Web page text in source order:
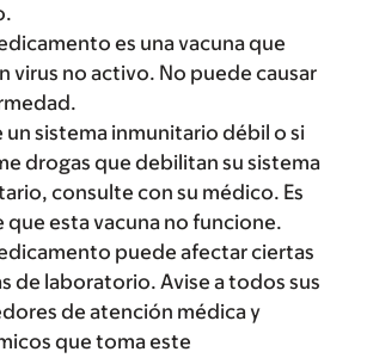
es una vacuna que
virus no activo. No puede causar
un sistema inmunitario débil o si
drogas que debilitan su sistema
consulte con su médico. Es
que esta vacuna no funcione.
puede afectar ciertas
de laboratorio. Avise a todos sus
de atención médica y
que toma este